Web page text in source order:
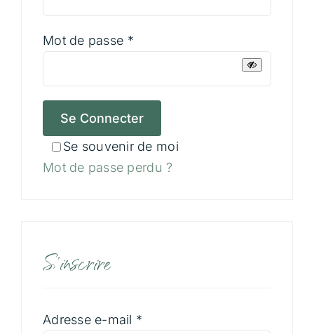
Formations
Boutique
Témoignages
Mot de passe *Obligatoire
Se souvenir de moi
Se Connecter
Mot de passe perdu ?
S’inscrire
Adresse e-mail *